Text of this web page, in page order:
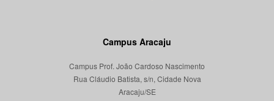
Campus Aracaju
Campus Prof. João Cardoso Nascimento
Rua Cláudio Batista, s/n, Cidade Nova
Aracaju/SE